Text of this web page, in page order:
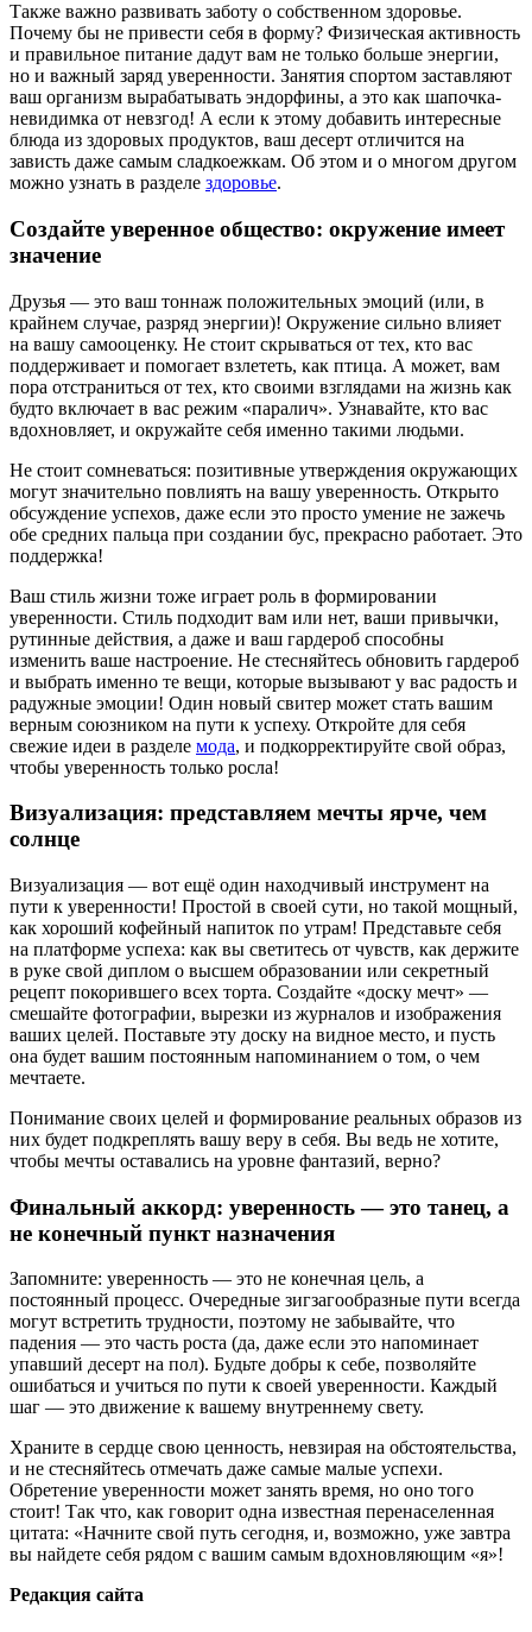
Также важно развивать заботу о собственном здоровье.
Почему бы не привести себя в форму? Физическая активность
и правильное питание дадут вам не только больше энергии,
но и важный заряд уверенности. Занятия спортом заставляют
ваш организм вырабатывать эндорфины, а это как шапочка-
невидимка от невзгод! А если к этому добавить интересные
блюда из здоровых продуктов, ваш десерт отличится на
зависть даже самым сладкоежкам. Об этом и о многом другом
можно узнать в разделе здоровье.
Создайте уверенное общество: окружение имеет
значение
Друзья — это ваш тоннаж положительных эмоций (или, в
крайнем случае, разряд энергии)! Окружение сильно влияет
на вашу самооценку. Не стоит скрываться от тех, кто вас
поддерживает и помогает взлететь, как птица. А может, вам
пора отстраниться от тех, кто своими взглядами на жизнь как
будто включает в вас режим «паралич». Узнавайте, кто вас
вдохновляет, и окружайте себя именно такими людьми.
Не стоит сомневаться: позитивные утверждения окружающих
могут значительно повлиять на вашу уверенность. Открыто
обсуждение успехов, даже если это просто умение не зажечь
обе средних пальца при создании бус, прекрасно работает. Это
поддержка!
Ваш стиль жизни тоже играет роль в формировании
уверенности. Стиль подходит вам или нет, ваши привычки,
рутинные действия, а даже и ваш гардероб способны
изменить ваше настроение. Не стесняйтесь обновить гардероб
и выбрать именно те вещи, которые вызывают у вас радость и
радужные эмоции! Один новый свитер может стать вашим
верным союзником на пути к успеху. Откройте для себя
свежие идеи в разделе мода, и подкорректируйте свой образ,
чтобы уверенность только росла!
Визуализация: представляем мечты ярче, чем
солнце
Визуализация — вот ещё один находчивый инструмент на
пути к уверенности! Простой в своей сути, но такой мощный,
как хороший кофейный напиток по утрам! Представьте себя
на платформе успеха: как вы светитесь от чувств, как держите
в руке свой диплом о высшем образовании или секретный
рецепт покорившего всех торта. Создайте «доску мечт» —
смешайте фотографии, вырезки из журналов и изображения
ваших целей. Поставьте эту доску на видное место, и пусть
она будет вашим постоянным напоминанием о том, о чем
мечтаете.
Понимание своих целей и формирование реальных образов из
них будет подкреплять вашу веру в себя. Вы ведь не хотите,
чтобы мечты оставались на уровне фантазий, верно?
Финальный аккорд: уверенность — это танец, а
не конечный пункт назначения
Запомните: уверенность — это не конечная цель, а
постоянный процесс. Очередные зигзагообразные пути всегда
могут встретить трудности, поэтому не забывайте, что
падения — это часть роста (да, даже если это напоминает
упавший десерт на пол). Будьте добры к себе, позволяйте
ошибаться и учиться по пути к своей уверенности. Каждый
шаг — это движение к вашему внутреннему свету.
Храните в сердце свою ценность, невзирая на обстоятельства,
и не стесняйтесь отмечать даже самые малые успехи.
Обретение уверенности может занять время, но оно того
стоит! Так что, как говорит одна известная перенаселенная
цитата: «Начните свой путь сегодня, и, возможно, уже завтра
вы найдете себя рядом с вашим самым вдохновляющим «я»!
Редакция сайта